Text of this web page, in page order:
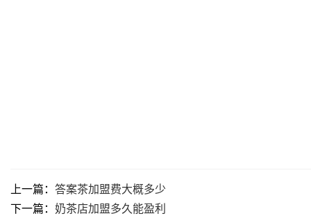
上一篇： 答案茶加盟费大概多少
下一篇： 奶茶店加盟多久能盈利